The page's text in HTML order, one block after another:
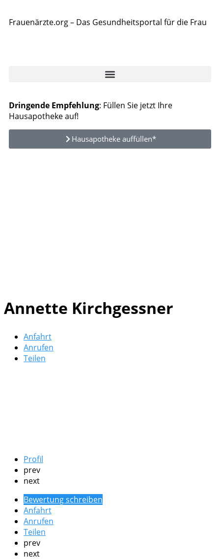
Frauenärzte.org – Das Gesundheitsportal für die Frau
Dringende Empfehlung: Füllen Sie jetzt Ihre
Hausapotheke auf!
Hausapotheke auffüllen*
Annette Kirchgessner
Anfahrt
Anrufen
Teilen
Profil
prev
next
Bewertung schreiben
Anfahrt
Anrufen
Teilen
prev
next